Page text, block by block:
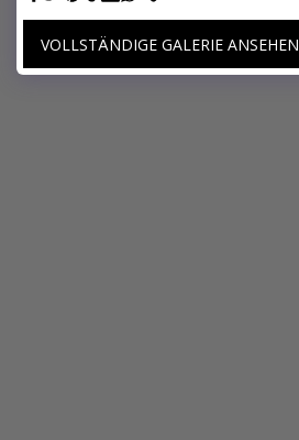
VOLLSTÄNDIGE GALERIE ANSEHEN